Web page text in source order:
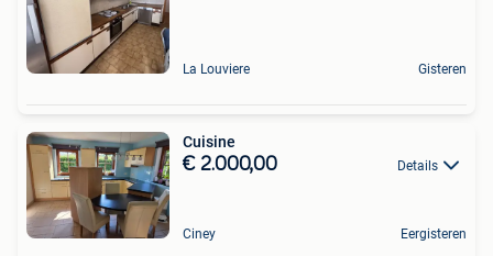
La Louviere Gisteren
Cuisine
€ 2.000,00 Details
Ciney Eergisteren